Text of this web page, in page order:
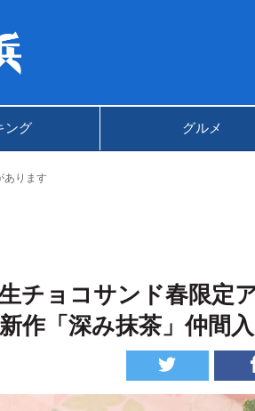
ング グルメ
あります
チョコサンド春限定
作「深み抹茶」仲間入